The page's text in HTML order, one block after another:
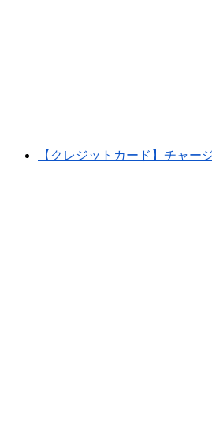
【クレジットカード】チャー